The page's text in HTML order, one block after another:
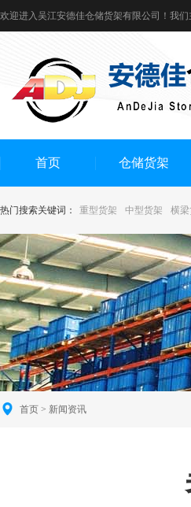
欢迎进入吴江安德佳仓储货架有限公司！我们
首页 仓储货架
热门搜索关键词： 重型货架 中型货架 横梁
首页 > 新闻资讯